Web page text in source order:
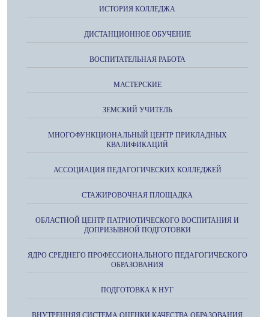
ИСТОРИЯ КОЛЛЕДЖА
ДИСТАНЦИОННОЕ ОБУЧЕНИЕ
ВОСПИТАТЕЛЬНАЯ РАБОТА
МАСТЕРСКИЕ
ЗЕМСКИЙ УЧИТЕЛЬ
МНОГОФУНКЦИОНАЛЬНЫЙ ЦЕНТР ПРИКЛАДНЫХ
КВАЛИФИКАЦИЙ
АССОЦИАЦИЯ ПЕДАГОГИЧЕСКИХ КОЛЛЕДЖЕЙ
СТАЖИРОВОЧНАЯ ПЛОЩАДКА
ОБЛАСТНОЙ ЦЕНТР ПАТРИОТИЧЕСКОГО ВОСПИТАНИЯ И
ДОПРИЗЫВНОЙ ПОДГОТОВКИ
ЯДРО СРЕДНЕГО ПРОФЕССИОНАЛЬНОГО ПЕДАГОГИЧЕСКОГО
ОБРАЗОВАНИЯ
ПОДГОТОВКА К НУГ
ВНУТРЕННЯЯ СИСТЕМА ОЦЕНКИ КАЧЕСТВА ОБРАЗОВАНИЯ